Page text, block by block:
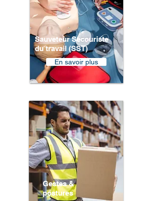
Sauveteur Secouriste
du travail (SST)
En savoir plus
Gestes &
postures